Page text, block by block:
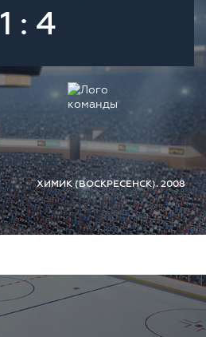
1 : 4
ХИМИК (ВОСКРЕСЕНСК). 2008